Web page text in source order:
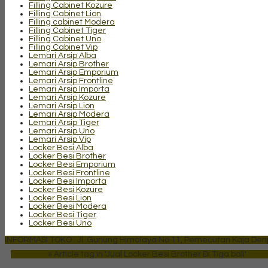
Filling Cabinet Kozure
Filling Cabinet Lion
Filling cabinet Modera
Filling Cabinet Tiger
Filling Cabinet Uno
Filling Cabinet Vip
Lemari Arsip Alba
Lemari Arsip Brother
Lemari Arsip Emporium
Lemari Arsip Frontline
Lemari Arsip Importa
Lemari Arsip Kozure
Lemari Arsip Lion
Lemari Arsip Modera
Lemari Arsip Tiger
Lemari Arsip Uno
Lemari Arsip Vip
Locker Besi Alba
Locker Besi Brother
Locker Besi Emporium
Locker Besi Frontline
Locker Besi Importa
Locker Besi Kozure
Locker Besi Lion
Locker Besi Modera
Locker Besi Tiger
Locker Besi Uno
INFORMASI TOKO : Jl. Gunung Himalaya No 11, Pemecutan Kaja
» Article tag in 'Jual Locker Besi Brother Di Tiga bali'